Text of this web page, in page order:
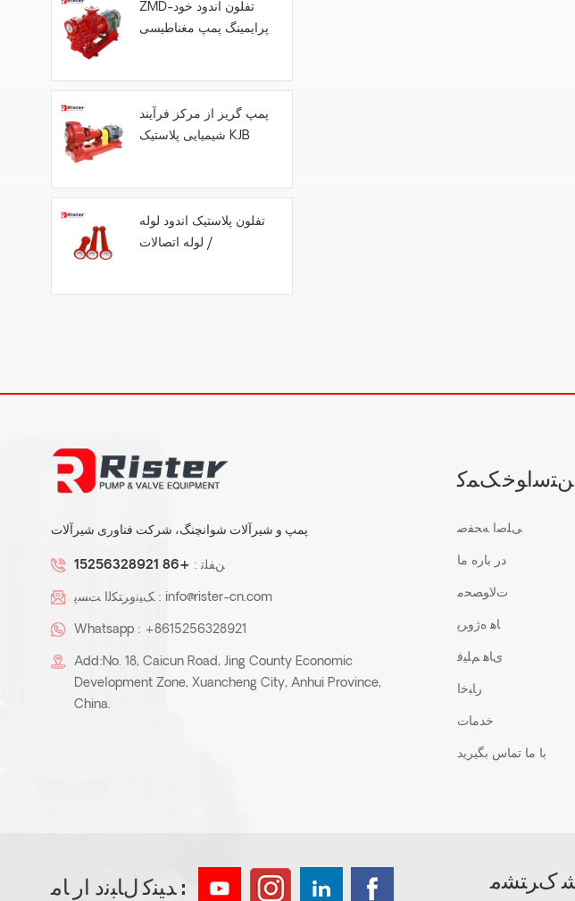
ZMD-تفلون اندود خود
پرایمینگ پمپ مغناطیسی
پمپ گریز از مرکز فرآیند
شیمیایی پلاستیک KJB
تفلون پلاستیک اندود لوله
/ لوله اتصالات
پمپ و شیرآلات شوانچنگ، شرکت فناوری شیرآلات
ﻦﻔﻠﺗ : +86 15256328921
ﮏﯿﻧﻭﺮﺘﮑﻟﺍ ﺖﺴﭘ : info@rister-cn.com
Whatsapp : +8615256328921
Add:No. 18, Caicun Road, Jing County Economic
Development Zone, Xuancheng City, Anhui Province,
China.
ﻦﺘﺳﺍﻮﺧ ﮏﻤﮐ
ﯽﻠﺻﺍ ﻪﺤﻔﺻ
در باره ما
ﺕﻻ ﻮﺼﺤﻣ
ﺎﻫ ﻩﮊﻭﺮﭘ
ﯼﺎﻫ ﻢﻠﯿﻓ
ﺭﺎﺒﺧﺍ
خدمات
با ما تماس بگیرید
ﺪﯿﻨﮐ ﻝﺎﺒﻧﺩ ﺍﺭ ﺎﻣ :